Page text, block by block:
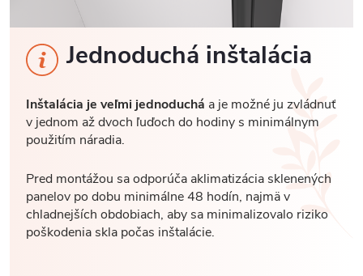
Jednoduchá inštalácia
Inštalácia je veľmi jednoduchá a je možné ju zvládnuť
v jednom až dvoch ľuďoch do hodiny s minimálnym
použitím náradia.
Pred montážou sa odporúča aklimatizácia sklenených
panelov po dobu minimálne 48 hodín, najmä v
chladnejších obdobiach, aby sa minimalizovalo riziko
poškodenia skla počas inštalácie.